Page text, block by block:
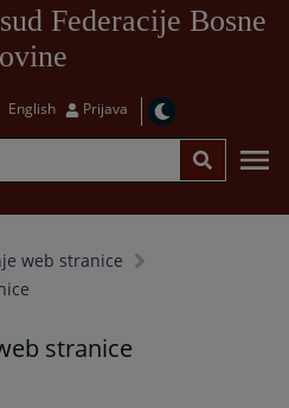
Federacije Bosne
English Prijava
web stranice
stranice